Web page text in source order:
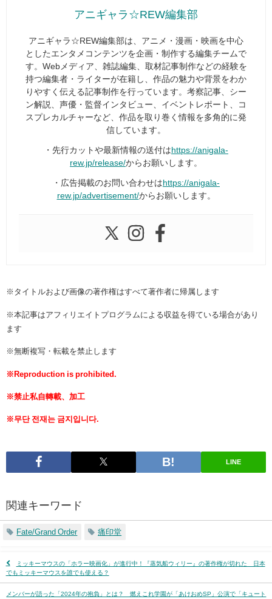
アニギャラ☆REW編集部
アニギャラ☆REW編集部は、アニメ・漫画・映画を中心
としたエンタメコンテンツを企画・制作する編集チームで
す。Webメディア、雑誌編集、取材記事制作などの経験を
持つ編集者・ライターが在籍し、作品の魅力や背景をわか
りやすく伝える記事制作を行っています。考察記事、シー
ン解説、声優・監督インタビュー、イベントレポート、コ
スプレカルチャーなど、作品を取り巻く情報を多角的に発
信しています。
・先行カットや最新情報の送付は https://anigala-
rew.jp/release/からお願いします。
・広告掲載のお問い合わせは https://anigala-
rew.jp/advertisement/からお願いします。
※タイトルおよび画像の著作権はすべて著作者に帰属します
※本記事はアフィリエイトプログラムによる収益を得ている場合があり
ます
※無断複写・転載を禁止します
※Reproduction is prohibited.
※禁止私自轉載、加工
※무단 전재는 금지입니다.
LINE
関連キーワード
Fate/Grand Order 痛印堂
ミッキーマウスの「ホラー映画化」が進行中！『蒸気船ウィリー』の著作権が切れた 日本
でもミッキーマウスを誰でも使える？
メンバーが語った「2024年の抱負」とは？ 燃えこれ学園が「あけおめSP」公演で「キュート